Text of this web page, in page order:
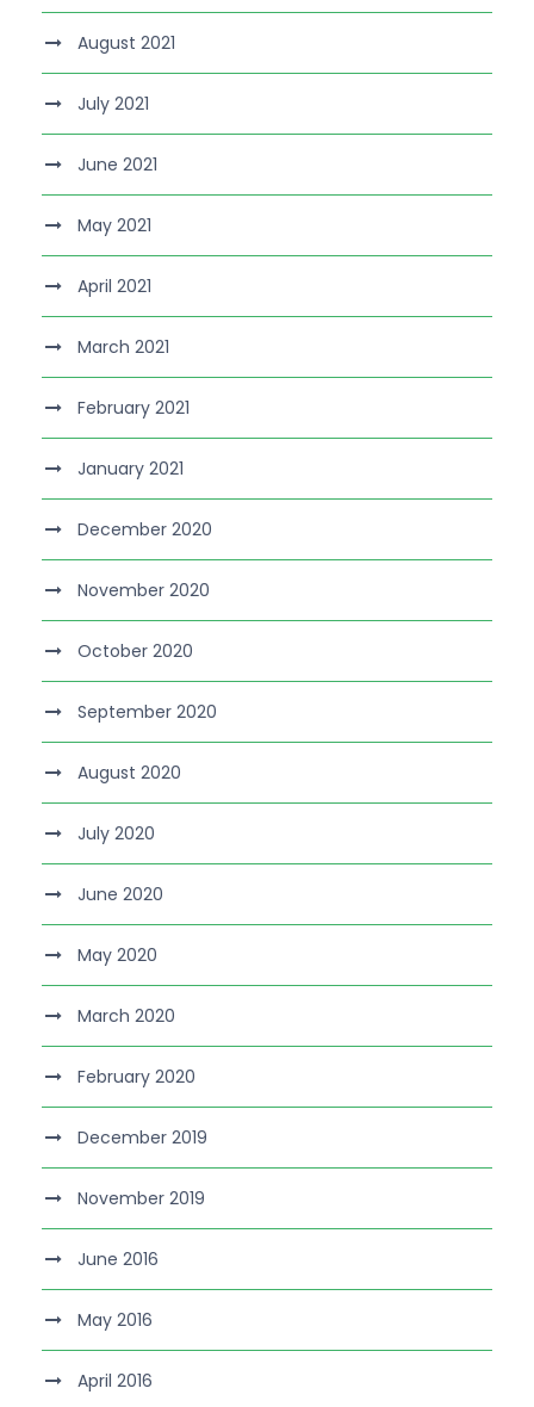
August 2021
July 2021
June 2021
May 2021
April 2021
March 2021
February 2021
January 2021
December 2020
November 2020
October 2020
September 2020
August 2020
July 2020
June 2020
May 2020
March 2020
February 2020
December 2019
November 2019
June 2016
May 2016
April 2016